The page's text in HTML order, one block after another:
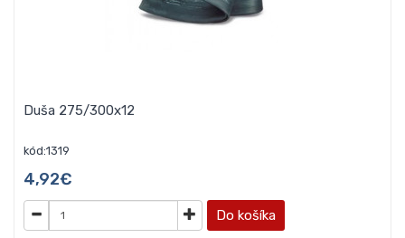
Duša 275/300x12
kód:1319
4,92€
Do košíka